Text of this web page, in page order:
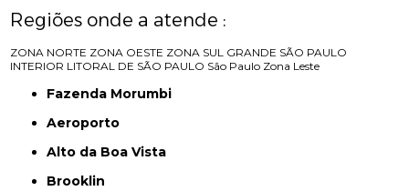
Regiões onde a atende :
ZONA NORTE ZONA OESTE ZONA SUL GRANDE SÃO PAULO
INTERIOR LITORAL DE SÃO PAULO São Paulo Zona Leste
Fazenda Morumbi
Aeroporto
Alto da Boa Vista
Brooklin